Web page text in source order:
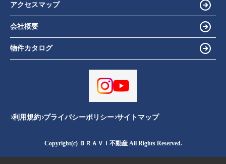
アクセスマップ
会社概要
物件カタログ
利用規約 プライバシーポリシー サイトマップ
Copyright(c) ＢＲＡＶＩ不動産 All Rights Reserved.